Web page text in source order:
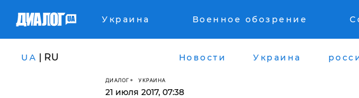
Украина Военное обозрение
UA | RU Новости Украина
ДИАЛОГ УКРАИНА
21 июля 2017, 07:38